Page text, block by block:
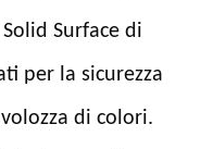
Surface di
per la sicurezza
di colori.